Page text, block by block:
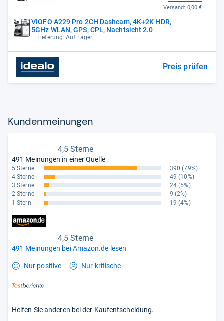
VIOFO A229 Pro 2CH Dashcam, 4K+2K HDR,
5GHz WLAN, GPS, CPL, Nachtsicht 2.0
Lieferung: Auf Lager
Versand: 0,00 €
Preis prüfen
Kun­den­mei­nun­gen
4,5 Sterne
491 Meinungen in einer Quelle
5 Sterne 390 (79%)
4 Sterne
49 (10%)
3 Sterne
24 (5%)
2 Sterne
9 (2%)
1 Stern
19 (4%)
4,5 Sterne
491 Meinungen bei Amazon.de lesen
Nur positive Nur kritische
Helfen Sie anderen bei der Kaufentscheidung.